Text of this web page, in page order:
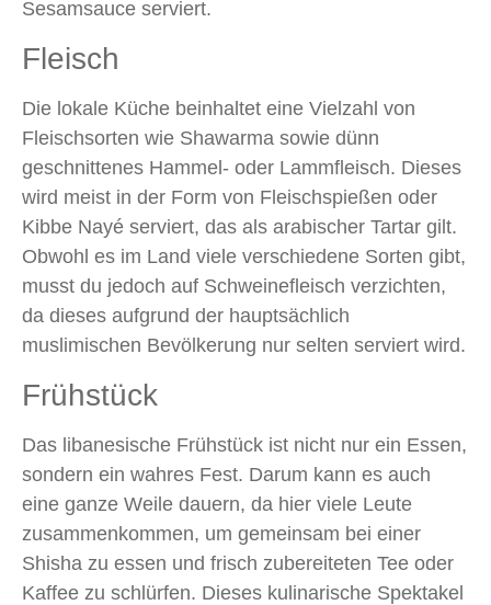
Sesamsauce serviert.
Fleisch
Die lokale Küche beinhaltet eine Vielzahl von
Fleischsorten wie Shawarma sowie dünn
geschnittenes Hammel- oder Lammfleisch. Dieses
wird meist in der Form von Fleischspießen oder
Kibbe Nayé serviert, das als arabischer Tartar gilt.
Obwohl es im Land viele verschiedene Sorten gibt,
musst du jedoch auf Schweinefleisch verzichten,
da dieses aufgrund der hauptsächlich
muslimischen Bevölkerung nur selten serviert wird.
Frühstück
Das libanesische Frühstück ist nicht nur ein Essen,
sondern ein wahres Fest. Darum kann es auch
eine ganze Weile dauern, da hier viele Leute
zusammenkommen, um gemeinsam bei einer
Shisha zu essen und frisch zubereiteten Tee oder
Kaffee zu schlürfen. Dieses kulinarische Spektakel